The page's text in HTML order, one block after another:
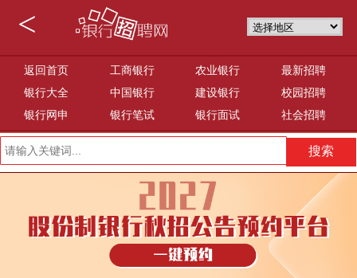
<
返回首页 工商银行 农业银行
最新招聘
银行大全
中国银行 建设银行
校园招聘
银行网申
银行笔试 银行面试 社会招聘